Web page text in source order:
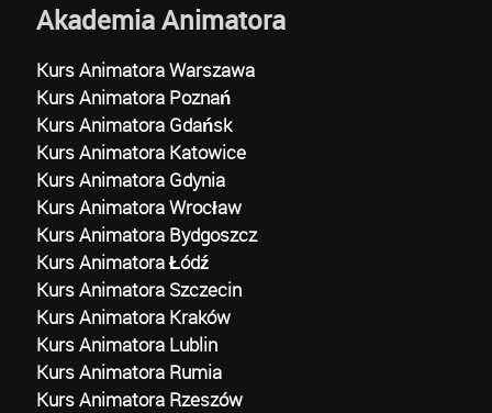
Akademia Animatora
Kurs Animatora Warszawa
Kurs Animatora Poznań
Kurs Animatora Gdańsk
Kurs Animatora Katowice
Kurs Animatora Gdynia
Kurs Animatora Wrocław
Kurs Animatora Bydgoszcz
Kurs Animatora Łódź
Kurs Animatora Szczecin
Kurs Animatora Kraków
Kurs Animatora Lublin
Kurs Animatora Rumia
Kurs Animatora Rzeszów